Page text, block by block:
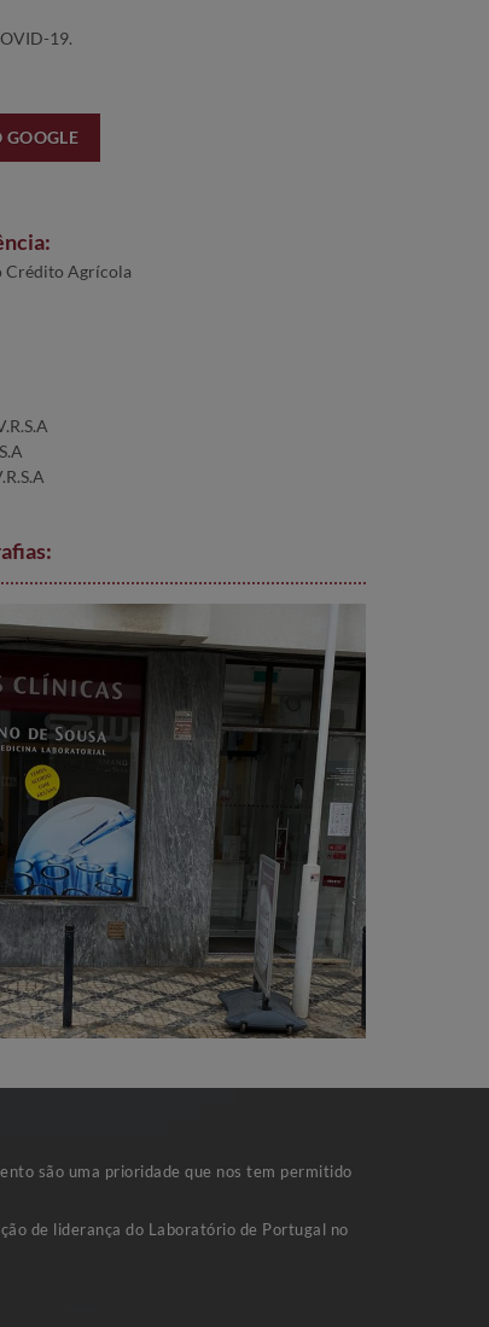
19.
GOOGLE
Crédito Agrícola
são uma prioridade que nos tem permitido
de liderança do Laboratório de Portugal no